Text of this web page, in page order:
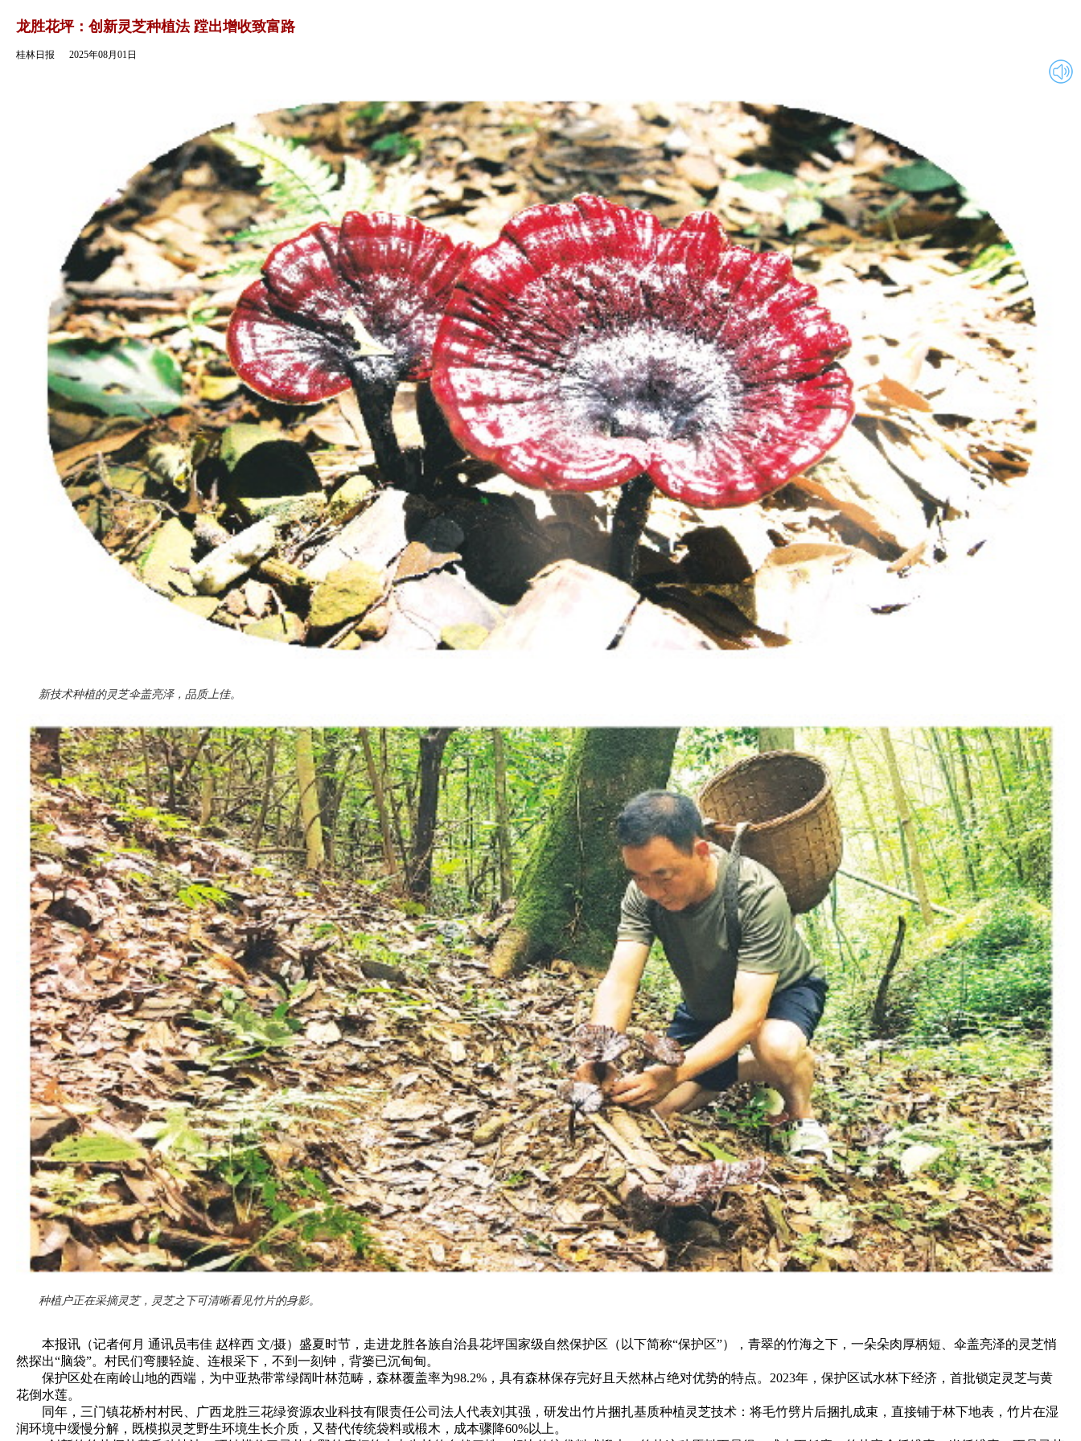
龙胜花坪：创新灵芝种植法 蹚出增收致富路
桂林日报 2025年08月01日
新技术种植的灵芝伞盖亮泽，品质上佳。
种植户正在采摘灵芝，灵芝之下可清晰看见竹片的身影。
本报讯（记者何月 通讯员韦佳 赵梓西 文/摄）盛夏时节，走进龙胜各族自治县花坪国家级自然保护区（以下简称“保护区”），青翠的竹海之下，一朵朵肉厚柄短、伞盖亮泽的灵芝悄
然探出“脑袋”。村民们弯腰轻旋、连根采下，不到一刻钟，背篓已沉甸甸。
保护区处在南岭山地的西端，为中亚热带常绿阔叶林范畴，森林覆盖率为98.2%，具有森林保存完好且天然林占绝对优势的特点。2023年，保护区试水林下经济，首批锁定灵芝与黄
花倒水莲。
同年，三门镇花桥村村民、广西龙胜三花绿资源农业科技有限责任公司法人代表刘其强，研发出竹片捆扎基质种植灵芝技术：将毛竹劈片后捆扎成束，直接铺于林下地表，竹片在湿
润环境中缓慢分解，既模拟灵芝野生环境生长介质，又替代传统袋料或椴木，成本骤降60%以上。